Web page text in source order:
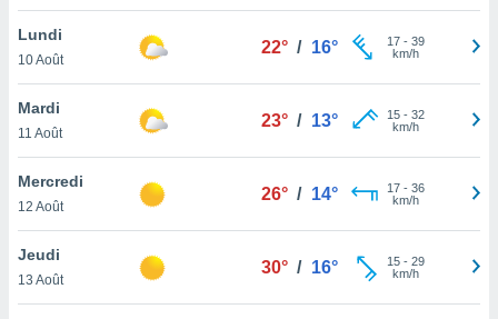
ou
le
ainsi
un
la
du
Lundi
10 Août
22° / 16° 17- 39
km/h
Mardi
11 Août
23° / 13° 15- 32
km/h
Mercredi
12 Août
26° / 14° 17- 36
km/h
Jeudi
13 Août
30° / 16° 15- 29
km/h